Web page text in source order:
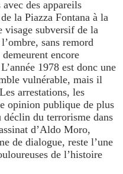
des appareils
la Piazza Fontana à la
visage subversif de la
sans remord
encore
1978 est donc une
vulnérable, mais il
arrestations, les
opinion publique de plus
du terrorisme dans
d’Aldo Moro,
de dialogue, reste l’une
de l’histoire